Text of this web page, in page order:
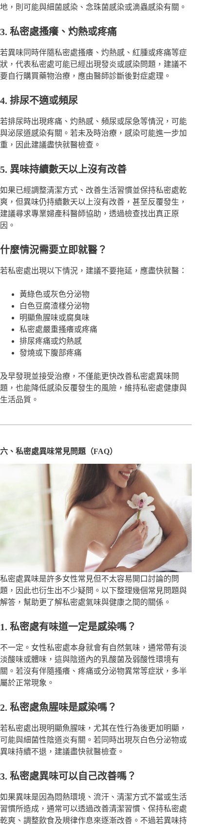
地，則可能與細菌感染、念珠菌感染或滴蟲感染有關。
3. 私密處搔癢、灼熱或疼痛
若異味同時伴隨私密處搔癢、灼熱感、紅腫或疼痛等症
狀，代表私密處可能已經出現發炎或感染問題，建議不
要自行購買藥物治療，應由醫師診斷後對症處理。
4. 排尿不適或頻尿
若排尿時出現疼痛、灼熱感、頻尿或尿急等情況，可能
與泌尿道感染有關。若未及時治療，感染可能進一步加
重，因此建議盡快就醫檢查。
5. 異味持續數天以上沒有改善
如果已經調整清潔方式、改善生活習慣並保持私密處乾
爽，但異味仍持續數天以上沒有改善，甚至反覆發生，
建議尋求專業婦產科醫師協助，透過檢查找出真正原
因。
什麼情況需要立即就醫？
若私密處出現以下情況，建議不要拖延，應盡快就醫：
黃綠色或灰色分泌物
白色豆腐渣樣分泌物
明顯魚腥味或腐臭味
私密處嚴重搔癢或疼痛
排尿疼痛或灼熱感
發燒或下腹部疼痛
及早發現並接受治療，不僅能更快改善私密處異味問
題，也能降低感染反覆發生的風險，維持私密處健康與
生活品質。
六、私密處異味常見問題（FAQ）
私密處異味是許多女性常見但不太容易開口討論的問
題，因此也衍生出不少疑問。以下整理幾個常見問題與
解答，幫助更了解私密處氣味與健康之間的關係。
1. 私密處有味道一定是感染嗎？
不一定。女性私密處本身就會有自然氣味，通常帶有淡
淡酸味或體味，這與陰道內的乳酸菌及弱酸性環境有
關。若沒有伴隨搔癢、疼痛或分泌物異常等症狀，多半
屬於正常現象。
2. 私密處魚腥味是感染嗎？
若私密處出現明顯魚腥味，尤其在性行為後更加明顯，
可能與細菌性陰道炎有關。若同時出現灰白色分泌物或
異味持續不退，建議盡快就醫檢查。
3. 私密處異味可以自己改善嗎？
如果異味是因為悶熱環境、流汗、清潔方式不當或生活
習慣所造成，通常可以透過改善清潔習慣、保持私密處
乾爽、調整飲食及規律作息來逐漸改善。不過若異味持